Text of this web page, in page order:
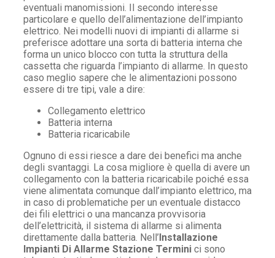
eventuali manomissioni. Il secondo interesse
particolare e quello dell’alimentazione dell’impianto
elettrico. Nei modelli nuovi di impianti di allarme si
preferisce adottare una sorta di batteria interna che
forma un unico blocco con tutta la struttura della
cassetta che riguarda l’impianto di allarme. In questo
caso meglio sapere che le alimentazioni possono
essere di tre tipi, vale a dire:
Collegamento elettrico
Batteria interna
Batteria ricaricabile
Ognuno di essi riesce a dare dei benefici ma anche
degli svantaggi. La cosa migliore è quella di avere un
collegamento con la batteria ricaricabile poiché essa
viene alimentata comunque dall’impianto elettrico, ma
in caso di problematiche per un eventuale distacco
dei fili elettrici o una mancanza provvisoria
dell’elettricità, il sistema di allarme si alimenta
direttamente dalla batteria. Nell’Installazione
Impianti Di Allarme Stazione Termini ci sono